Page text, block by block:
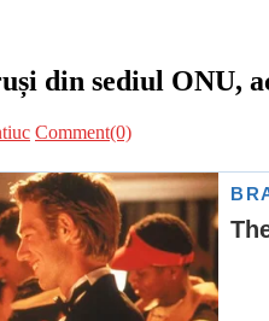
din sediul ONU,
Comment(0)